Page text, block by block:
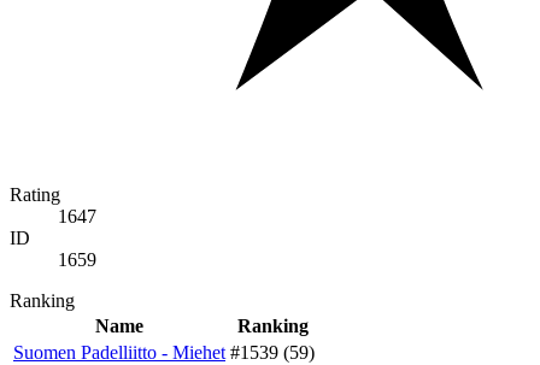
Rating
1647
ID
1659
Ranking
Name
Ranking
Suomen Padelliitto - Miehet #1539 (59)